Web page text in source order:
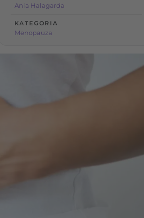
Ania Halagarda
KATEGORIA
Menopauza